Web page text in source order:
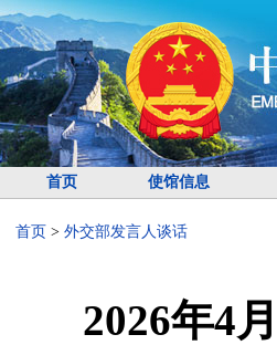
首页 使馆信息
首页 > 外交部发言人谈话
2026年4